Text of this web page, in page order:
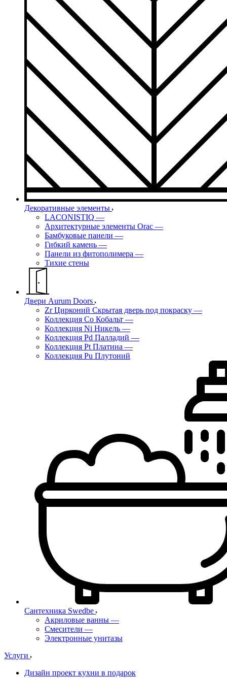
Декоративные элементы
LACONISTIQ —
Архитектурные элементы Orac —
Бамбуковые панели —
Гибкий камень —
Панели из фитополимера —
Тихие стены
Двери Aurum Doors
Zr Цирконий Скрытая дверь под покраску —
Коллекция Co Кобальт —
Коллекция Ni Никель —
Коллекция Pd Палладий —
Коллекция Pt Платина —
Коллекция Pu Плутоний
Сантехника Swedbe
Акриловые ванны —
Смесители —
Электронные унитазы
Услуги
Дизайн проект кухни в подарок